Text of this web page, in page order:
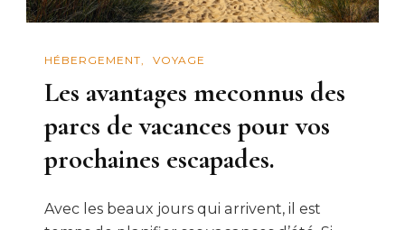
HÉBERGEMENT VOYAGE
Les avantages meconnus des
parcs de vacances pour vos
prochaines escapades.
Avec les beaux jours qui arrivent, il est